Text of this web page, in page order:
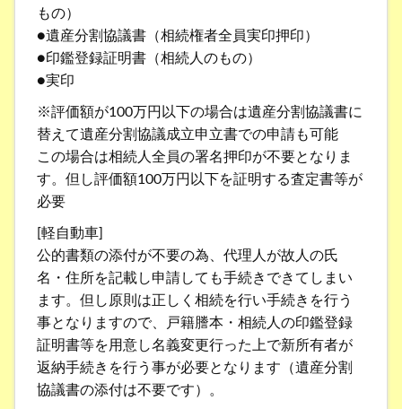
もの）
●遺産分割協議書（相続権者全員実印押印）
●印鑑登録証明書（相続人のもの）
●実印
※評価額が100万円以下の場合は遺産分割協議書に
替えて遺産分割協議成立申立書での申請も可能
この場合は相続人全員の署名押印が不要となりま
す。但し評価額100万円以下を証明する査定書等が
必要
[軽自動車]
公的書類の添付が不要の為、代理人が故人の氏
名・住所を記載し申請しても手続きできてしまい
ます。但し原則は正しく相続を行い手続きを行う
事となりますので、戸籍謄本・相続人の印鑑登録
証明書等を用意し名義変更行った上で新所有者が
返納手続きを行う事が必要となります（遺産分割
協議書の添付は不要です）。